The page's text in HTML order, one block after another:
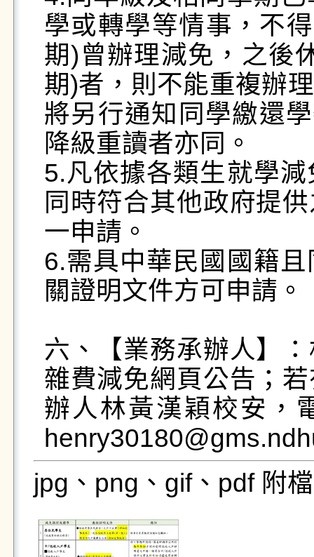
學或轉學等情事，不
期)曾辦理減免，之後
期)者，則不能重複辦
將另行通知同學繳還
降級重讀者亦同。
5.凡依據各類生就學
同時符合其他政府提
一申請。
6.需具中華民國國籍
關證明文件方可申請。
六、【業務承辦人】
雜費減免網頁公告；
辦人林黃漢穎校安，
jpg、png、gif、pdf 附